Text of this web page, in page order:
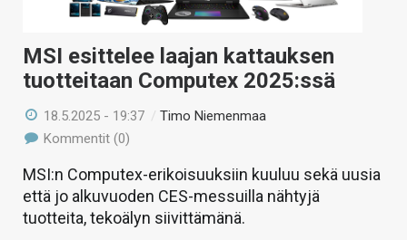
VAIHDA TEEMA
HAKU
MSI esittelee laajan kattauksen
tuotteitaan Computex 2025:ssä
18.5.2025 - 19:37 /Timo Niemenmaa
Kommentit (0)
MSI:n Computex-erikoisuuksiin kuuluu sekä uusia
että jo alkuvuoden CES-messuilla nähtyjä
tuotteita, tekoälyn siivittämänä.